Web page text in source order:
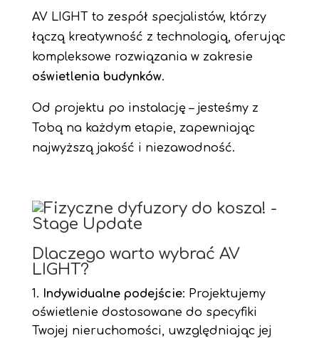
AV LIGHT to zespół specjalistów, którzy
łączą kreatywność z technologią, oferując
kompleksowe rozwiązania w zakresie
oświetlenia budynków.
Od projektu po instalację – jesteśmy z
Tobą na każdym etapie, zapewniając
najwyższą jakość i niezawodność.
Dlaczego warto wybrać AV
LIGHT?
Indywidualne podejście: Projektujemy
oświetlenie dostosowane do specyfiki
Twojej nieruchomości, uwzględniając jej